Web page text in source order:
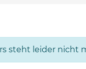
steht leider nicht